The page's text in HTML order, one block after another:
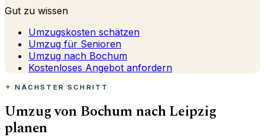
Gut zu wissen
Umzugskosten schätzen
Umzug für Senioren
Umzug nach Bochum
Kostenloses Angebot anfordern
NÄCHSTER SCHRITT
Umzug von Bochum nach Leipzig
planen